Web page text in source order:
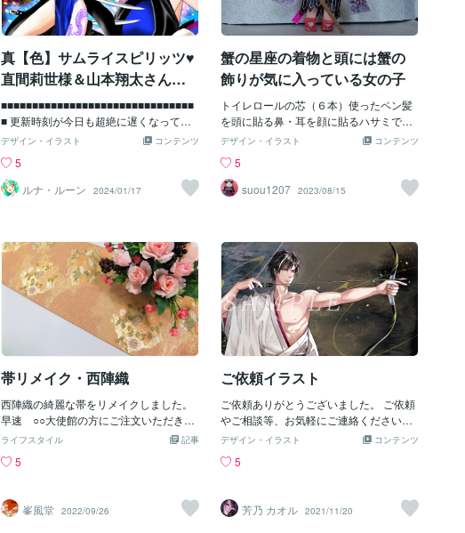
真【色】サムライスピリッツ♥
直間莉世様＆山本翔太さん＆
ユーヤ・ペンギンさん感謝♥
■■■■■■■■■■■■■■■■■■■■■■■■■■■■■■■
■ 更新時刻が今日も超絶に遅くなってし
まい申し訳ありません！！！！！ お伝え
ますのと 昨日はあまりに極寒過ぎて体調
不良でした(汗) 毎日本当に厳しいですが
必死に頑張ります！！！！！ ■■■■■■■■■
☆☆☆☆☆☆ タイトルにあるようにこの
イラストは 私の大切なご支援者で応援者
である 直間莉世様＆山本翔太さん＆ユー
ヤ・ペンギンさんへのお礼にお描きしま
した。 超・貴重な資料や情報もいただい
てます！！！！！ 心から感謝の気持ちで
いっぱいです！！！！！！！！！！♥♥♥♥
☆☆☆☆☆☆☆☆☆☆☆☆☆☆☆☆☆☆
☆☆☆☆☆☆☆☆☆☆ ★今日は実は「美
ード】描きたいと思いました。 声優・小
山奈美さんお誕生日なので♥ しかし上記
のように時間がありません(大汗) ★そこ
で小山奈美さんが似合いそうな（実際は
ら・・・と思いましたが４月５日がキャ
ラお誕生日なので やや近いこともあり、
コンテンツ
デザイン・イラスト
5
ルナ・ルーン
2024/01/17
蟹の星座の着物と頭には蟹の
飾りが気に入っている女の子
トイレロールの芯（６本）使ったペン髪
を頭に貼る鼻・耳を顔に貼るハサミで細
く切る紙の毛を髪に貼るリボンをつける
ける足と草履を貼る草履を足に貼る蟹に
飾り科に飾りを頭に貼る前向き後向き横
向き星ステッキを持って４人の星座５人
ば・・・西洋でドレスなどが多いですが
着物を着て和風も一味違います後３人の
星座のみになりました。
コンテンツ
デザイン・イラスト
5
suou1207 2023/08/15
帯リメイク・西陣織
西陣織の綺麗な帯をリメイクしました。
早速 ○○大使館の方にご注文いただきま
した。特に鳳凰は外国の方に人気です。
じます。
記事
ライフスタイル
5
峯風堂 2022/09/26
ご依頼イラスト
ご依頼ありがとうございました。 ご依頼
やご相談等、お気軽にご連絡くださいま
せ。
コンテンツ
デザイン・イラスト
5
芳乃 カオル 2021/11/20